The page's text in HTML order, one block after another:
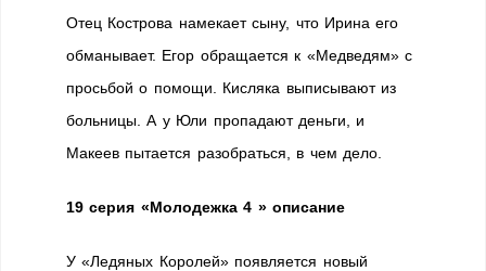
Отец Кострова намекает сыну, что Ирина его
обманывает. Егор обращается к «Медведям» с
просьбой о помощи. Кисляка выписывают из
больницы. А у Юли пропадают деньги, и
Макеев пытается разобраться, в чем дело.
19 серия «Молодежка 4 » описание
У «Ледяных Королей» появляется новый